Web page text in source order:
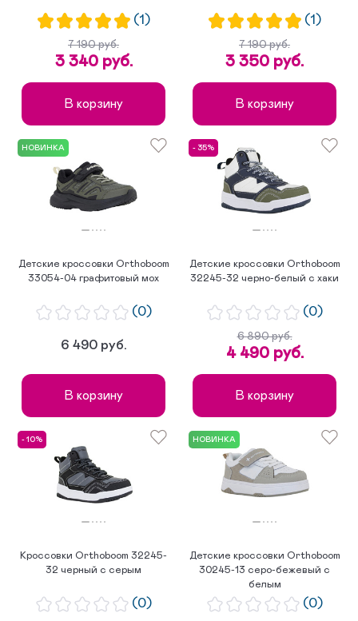
(1)
7 190 руб.
3 340 руб.
В корзину
(1)
7 190 руб.
3 350 руб.
В корзину
НОВИНКА
Детские кроссовки Orthoboom
33054-04 графитовый мох
(0)
6 490 руб.
В корзину
- 35%
Детские кроссовки Orthoboom
32245-32 черно-белый с хаки
(0)
6 890 руб.
4 490 руб.
В корзину
- 10%
Кроссовки Orthoboom 32245-
32 черный с серым
(0)
НОВИНКА
Детские кроссовки Orthoboom
30245-13 серо-бежевый с
белым
(0)